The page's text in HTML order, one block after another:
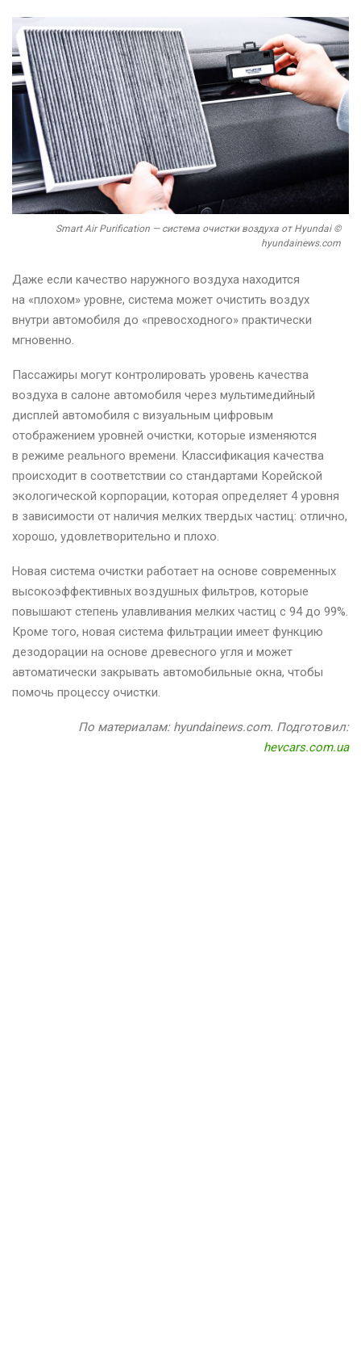
Smart Air Purification — система очистки воздуха от Hyundai ©
hyundainews.com
Даже если качество наружного воздуха находится
на «плохом» уровне, система может очистить воздух
внутри автомобиля до «превосходного» практически
мгновенно.
Пассажиры могут контролировать уровень качества
воздуха в салоне автомобиля через мультимедийный
дисплей автомобиля с визуальным цифровым
отображением уровней очистки, которые изменяются
в режиме реального времени. Классификация качества
происходит в соответствии со стандартами Корейской
экологической корпорации, которая определяет 4 уровня
в зависимости от наличия мелких твердых частиц: отлично,
хорошо, удовлетворительно и плохо.
Новая система очистки работает на основе современных
высокоэффективных воздушных фильтров, которые
повышают степень улавливания мелких частиц с 94 до 99%.
Кроме того, новая система фильтрации имеет функцию
дезодорации на основе древесного угля и может
автоматически закрывать автомобильные окна, чтобы
помочь процессу очистки.
По материалам: hyundainews.com. Подготовил:
hevcars.com.ua